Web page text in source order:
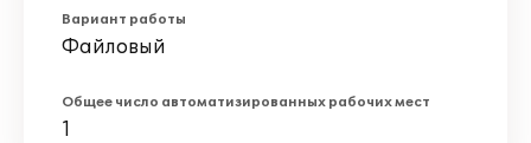
Вариант работы
Файловый
Общее число автоматизированных рабочих мест
1